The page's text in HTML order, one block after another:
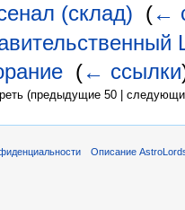
(склад) (←
(← ссылки
(предыдущие 50 |
Описание